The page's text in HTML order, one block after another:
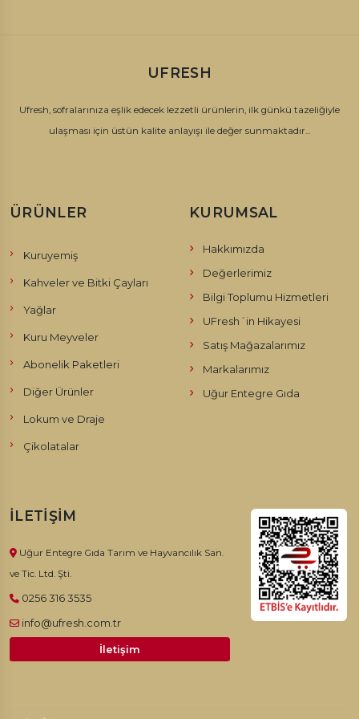
UFRESH
Ufresh, sofralarınıza eşlik edecek lezzetli ürünlerin, ilk günkü tazeliğiyle
ulaşması için üstün kalite anlayışı ile değer sunmaktadır...
ÜRÜNLER
Kuruyemiş
Kahveler ve Bitki Çayları
Yağlar
Kuru Meyveler
Abonelik Paketleri
Diğer Ürünler
Lokum ve Draje
Çikolatalar
KURUMSAL
Hakkımızda
Değerlerimiz
Bilgi Toplumu Hizmetleri
UFresh´in Hikayesi
Satış Mağazalarımız
Markalarımız
Uğur Entegre Gıda
İLETIŞIM
Uğur Entegre Gıda Tarım ve Hayvancılık San.
ve Tic. Ltd. Şti.
0256 316 3535
info@ufresh.com.tr
İletişim